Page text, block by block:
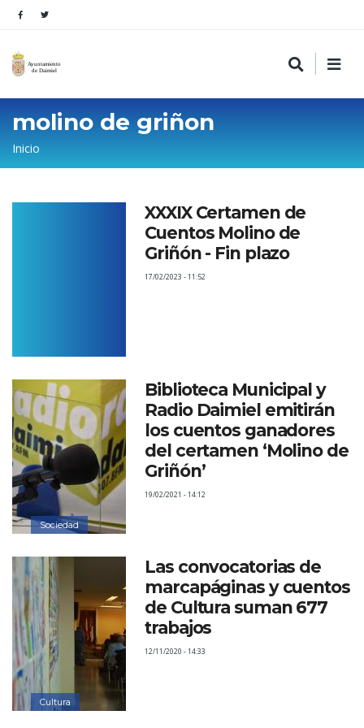
molino de griñon
Sobrescribir
enlaces
de
Inicio
XXXIX Certamen de
Cuentos Molino de
Griñón - Fin plazo
17/02/2023 - 11:52
Sociedad
Biblioteca Municipal y
Radio Daimiel emitirán
los cuentos ganadores
del certamen ‘Molino de
Griñón’
19/02/2021 - 14:12
Cultura
Las convocatorias de
marcapáginas y cuentos
de Cultura suman 677
trabajos
12/11/2020 - 14:33